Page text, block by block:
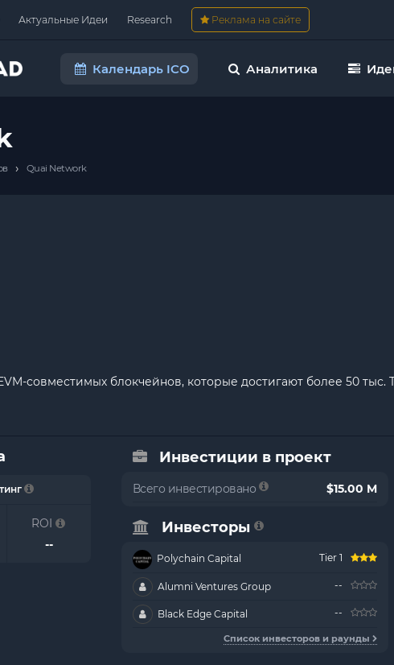
Актуальные Идеи Research Реклама на сайте
Календарь ICO Аналитика
› Quai Network
совместимых блокчейнов, которые достигают более 50 тыс.
ROI
--
Инвестиции в проект
Всего инвестировано $15.00 M
Инвесторы
Polychain Capital Tier 1
Alumni Ventures Group --
Black Edge Capital --
Список инвесторов и раунды